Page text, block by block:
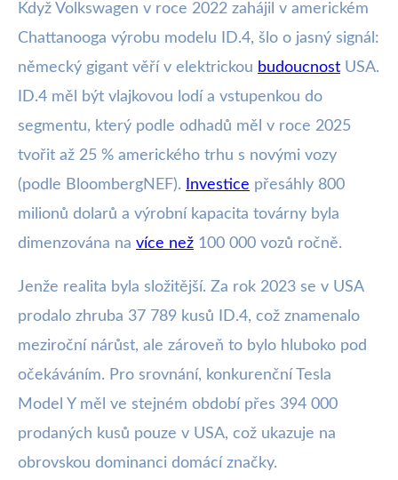
Když Volkswagen v roce 2022 zahájil v americkém
Chattanooga výrobu modelu ID.4, šlo o jasný signál:
německý gigant věří v elektrickou budoucnost USA.
ID.4 měl být vlajkovou lodí a vstupenkou do
segmentu, který podle odhadů měl v roce 2025
tvořit až 25 % amerického trhu s novými vozy
(podle BloombergNEF).
Investice přesáhly 800
milionů dolarů a výrobní kapacita továrny byla
dimenzována na více než 100 000 vozů ročně.
Jenže realita byla složitější. Za rok 2023 se v USA
prodalo zhruba 37 789 kusů ID.4, což znamenalo
meziroční nárůst, ale zároveň to bylo hluboko pod
očekáváním. Pro srovnání, konkurenční Tesla
Model Y měl ve stejném období přes 394 000
prodaných kusů pouze v USA, což ukazuje na
obrovskou dominanci domácí značky.